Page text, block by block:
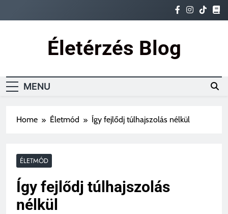
Életérzés Blog
MENU
Home Életmód Így fejlődj túlhajszolás nélkül
ÉLETMÓD
Így fejlődj túlhajszolás
nélkül